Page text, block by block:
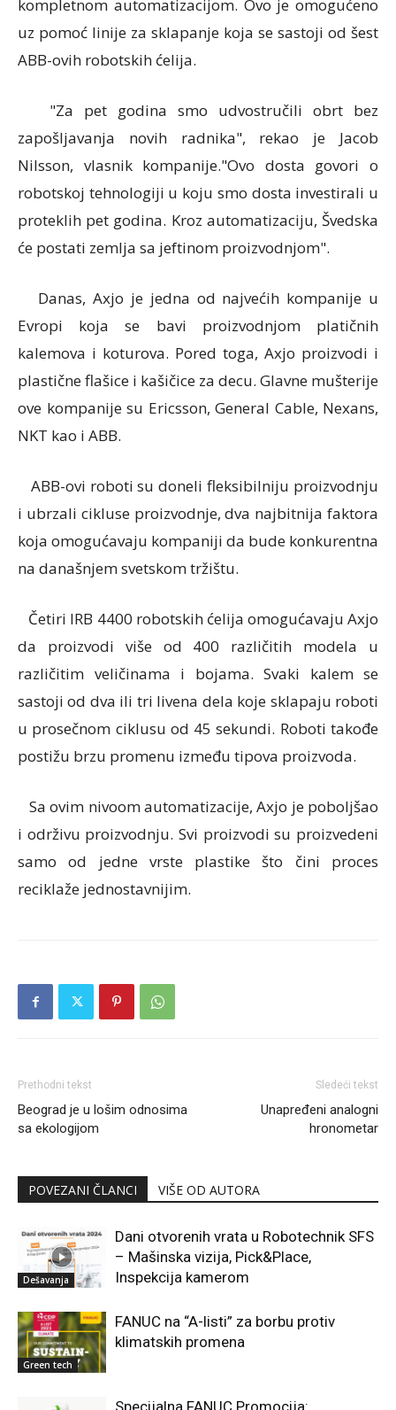
kompletnom automatizacijom. Ovo je omogućeno
uz pomoć linije za sklapanje koja se sastoji od šest
ABB-ovih robotskih ćelija.
"Za pet godina smo udvostručili obrt bez
zapošljavanja novih radnika", rekao je Jacob
Nilsson, vlasnik kompanije."Ovo dosta govori o
robotskoj tehnologiji u koju smo dosta investirali u
proteklih pet godina. Kroz automatizaciju, Švedska
će postati zemlja sa jeftinom proizvodnjom".
Danas, Axjo je jedna od najvećih kompanije u
Evropi koja se bavi proizvodnjom platičnih
kalemova i koturova. Pored toga, Axjo proizvodi i
plastične flašice i kašičice za decu. Glavne mušterije
ove kompanije su Ericsson, General Cable, Nexans,
NKT kao i ABB.
ABB-ovi roboti su doneli fleksibilniju proizvodnju
i ubrzali cikluse proizvodnje, dva najbitnija faktora
koja omogućavaju kompaniji da bude konkurentna
na današnjem svetskom tržištu.
Četiri IRB 4400 robotskih ćelija omogućavaju Axjo
da proizvodi više od 400 različitih modela u
različitim veličinama i bojama. Svaki kalem se
sastoji od dva ili tri livena dela koje sklapaju roboti
u prosečnom ciklusu od 45 sekundi. Roboti takođe
postižu brzu promenu između tipova proizvoda.
Sa ovim nivoom automatizacije, Axjo je poboljšao
i održivu proizvodnju. Svi proizvodi su proizvedeni
samo od jedne vrste plastike što čini proces
reciklaže jednostavnijim.
Prethodni tekst
Beograd je u lošim odnosima
sa ekologijom
Sledeći tekst
Unapređeni analogni
hronometar
POVEZANI ČLANCI VIŠE OD AUTORA
Dešavanja
Dani otvorenih vrata u Robotechnik SFS
– Mašinska vizija, Pick&Place,
Inspekcija kamerom
Green tech
FANUC na “A-listi” za borbu protiv
klimatskih promena
Specijalna FANUC Promocija: